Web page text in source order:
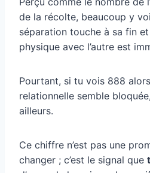
de la récolte, beaucoup y
séparation touche à sa fin
physique avec l’autre est
Pourtant, si tu vois 888
relationnelle semble
ailleurs.
Ce chiffre n’est pas une
changer ; c’est le signal que